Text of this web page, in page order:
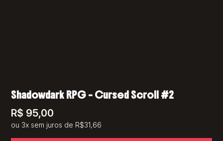
Shadowdark RPG – Cursed Scroll #2
R$ 95,00
ou 3x sem juros de R$31,66